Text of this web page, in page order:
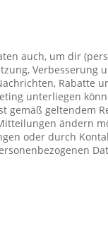
auch, um dir
Verbesserung
Rabatte
unterliegen
gemäß geltendem
ändern
oder durch